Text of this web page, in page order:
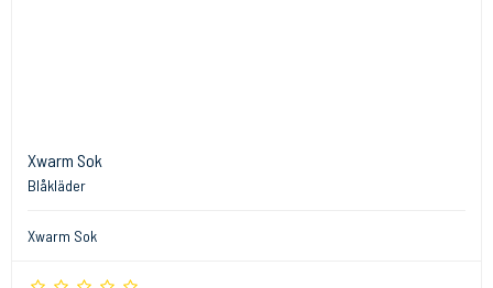
Xwarm Sok
Blåkläder
Xwarm Sok